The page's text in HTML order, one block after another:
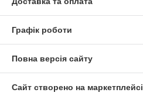
Графік роботи
Повна версія сайту
Сайт створено на маркетплейсі